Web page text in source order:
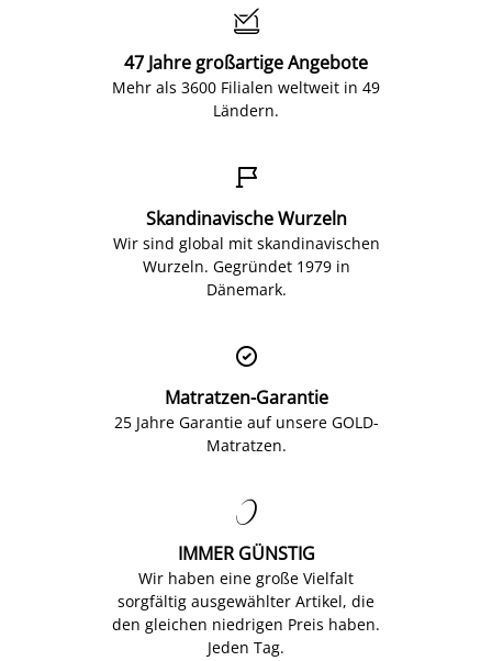

47 Jahre großartige Angebote
Mehr als 3600 Filialen weltweit in 49
Ländern.

Skandinavische Wurzeln
Wir sind global mit skandinavischen
Wurzeln. Gegründet 1979 in
Dänemark.

Matratzen-Garantie
25 Jahre Garantie auf unsere GOLD-
Matratzen.

IMMER GÜNSTIG
Wir haben eine große Vielfalt
sorgfältig ausgewählter Artikel, die
den gleichen niedrigen Preis haben.
Jeden Tag.